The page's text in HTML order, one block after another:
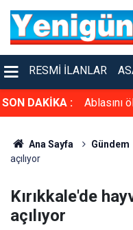
RESMI İLANLAR
SON DAKİKA : Ablasını
Ana Sayfa Gündem
açılıyor
Kırıkkale'de
açılıyor